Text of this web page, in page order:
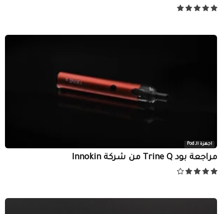
اجهزة الـ Pod
مراجعة بود Trine Q من شركة Innokin